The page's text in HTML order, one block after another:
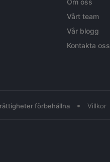
Om oss
Vårt team
Vår blogg
Kontakta oss
förbehållna • Villkor